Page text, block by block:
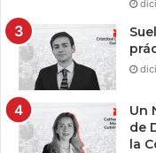
Un
de
la